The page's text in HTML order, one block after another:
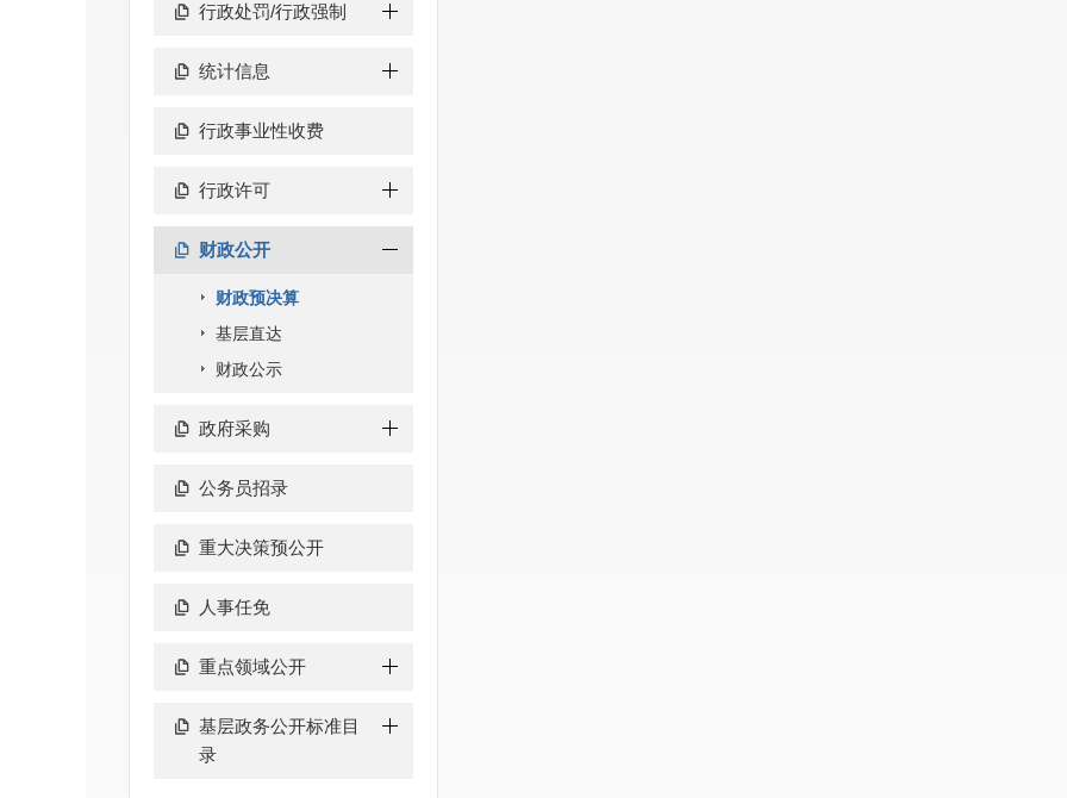
行政处罚/行政强制
统计信息
行政事业性收费
行政许可
财政公开
财政预决算
基层直达
财政公示
政府采购
公务员招录
重大决策预公开
人事任免
重点领域公开
基层政务公开标准目
录